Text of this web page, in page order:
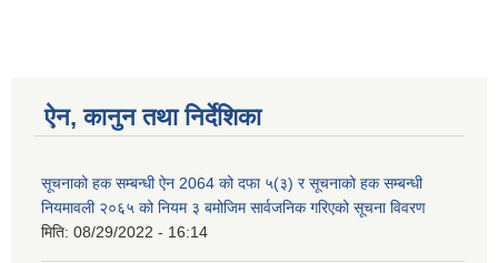
ऐन, कानुन तथा निर्देशिका
सूचनाको हक सम्बन्धी ऐन 2064 को दफा ५(३) र सूचनाको हक सम्बन्धी
नियमावली २०६५ को नियम ३ बमोजिम सार्वजनिक गरिएको सूचना विवरण
मिति: 08/29/2022 - 16:14